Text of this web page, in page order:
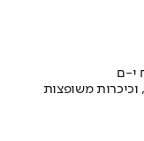
י-ם
משופצות